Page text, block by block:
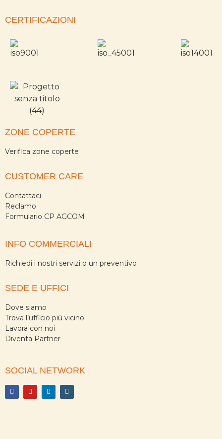
CERTIFICAZIONI
ZONE COPERTE
Verifica zone coperte
CUSTOMER CARE
Contattaci
Reclamo
Formulario CP AGCOM
INFO COMMERCIALI
Richiedi i nostri servizi o un preventivo
SEDE E UFFICI
Dove siamo
Trova l’ufficio più vicino
Lavora con noi
Diventa Partner
SOCIAL NETWORK